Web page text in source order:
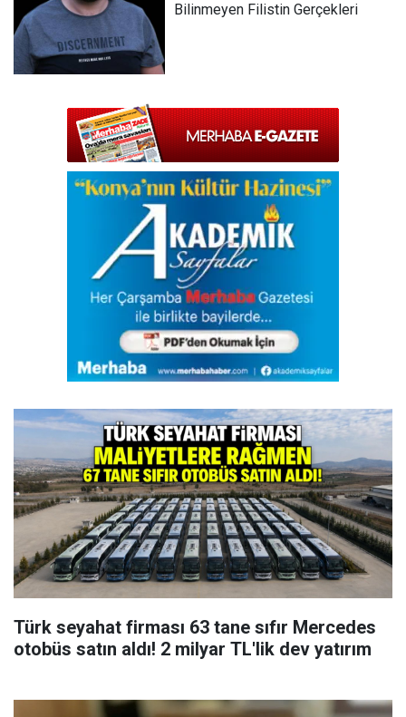
Bilinmeyen Filistin Gerçekleri
Türk seyahat firması 63 tane sıfır Mercedes
otobüs satın aldı! 2 milyar TL'lik dev yatırım